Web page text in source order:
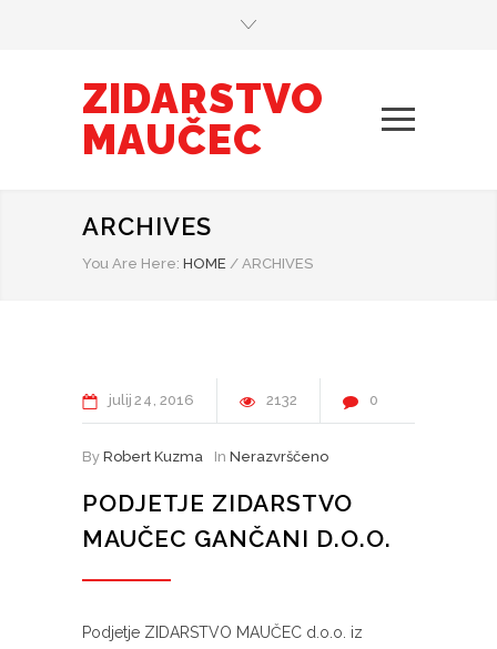
ZIDARSTVO
MAUČEC
ARCHIVES
You Are Here: HOME / ARCHIVES
julij 24 2016 2132 0
By Robert Kuzma In Nerazvrščeno
PODJETJE ZIDARSTVO
MAUČEC GANČANI D.O.O.
Podjetje ZIDARSTVO MAUČEC d.o.o. iz